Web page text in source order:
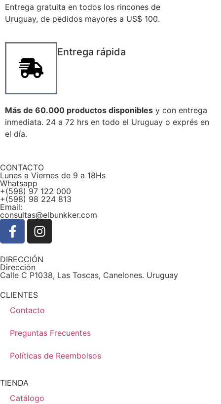
Entrega gratuita en todos los rincones de
Uruguay, de pedidos mayores a US$ 100.
Entrega rápida
Más de 60.000 productos disponibles y con entrega
inmediata. 24 a 72 hrs en todo el Uruguay o exprés en
el día.
CONTACTO
Lunes a Viernes de 9 a 18Hs
Whatsapp
+(598) 97 122 000
+(598) 98 224 813
Email:
consultas@elbunkker.com
DIRECCIÓN
Dirección
Calle C P1038, Las Toscas, Canelones. Uruguay
CLIENTES
Contacto
Preguntas Frecuentes
Políticas de Reembolsos
TIENDA
Catálogo